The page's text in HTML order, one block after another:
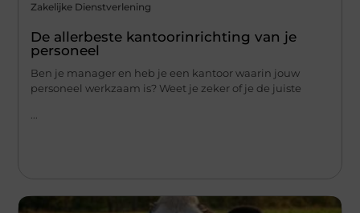
Zakelijke Dienstverlening
De allerbeste kantoorinrichting van je
personeel
Ben je manager en heb je een kantoor waarin jouw
personeel werkzaam is? Weet je zeker of je de juiste